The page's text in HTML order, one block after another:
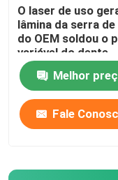
O laser de uso
lâmina da serra
do OEM soldou o
variável do dente
Melhor
Fale